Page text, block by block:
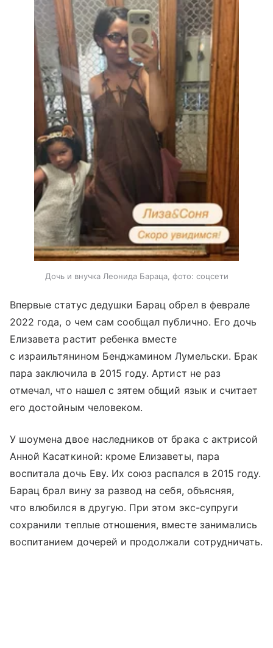
Дочь и внучка Леонида Бараца, фото: соцсети
Впервые статус дедушки Барац обрел в феврале
2022 года, о чем сам сообщал публично. Его дочь
Елизавета растит ребенка вместе
с израильтянином Бенджамином Лумельски. Брак
пара заключила в 2015 году. Артист не раз
отмечал, что нашел с зятем общий язык и считает
его достойным человеком.
У шоумена двое наследников от брака с актрисой
Анной Касаткиной: кроме Елизаветы, пара
воспитала дочь Еву. Их союз распался в 2015 году.
Барац брал вину за развод на себя, объясняя,
что влюбился в другую. При этом экс-супруги
сохранили теплые отношения, вместе занимались
воспитанием дочерей и продолжали сотрудничать.